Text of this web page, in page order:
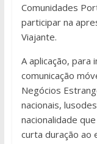
Comunidades
participar na
Viajante.
A aplicação, para
comunicação
Negócios
nacionais,
nacionalidade
curta duração ao